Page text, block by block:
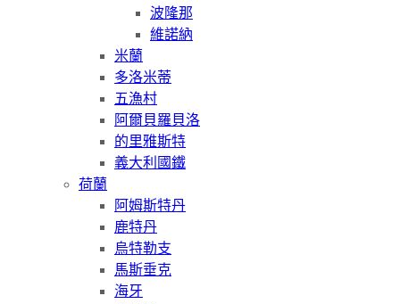
波隆那
維諾納
米蘭
多洛米蒂
五漁村
阿爾貝羅貝洛
的里雅斯特
義大利國鐵
荷蘭
阿姆斯特丹
鹿特丹
烏特勒支
馬斯垂克
海牙